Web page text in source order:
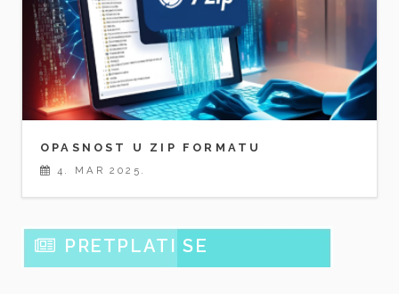
OPASNOST U ZIP FORMATU
4. MAR 2025.
PRETPLATI SE